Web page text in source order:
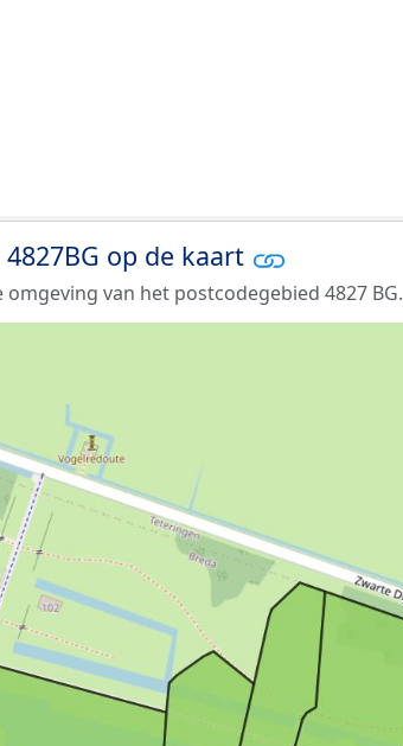
4827BG op de kaart
omgeving van het postcodegebied 4827 BG.